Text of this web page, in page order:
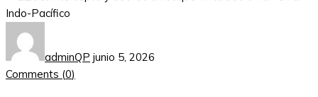
adminQP junio 5, 2026
Comments (0)